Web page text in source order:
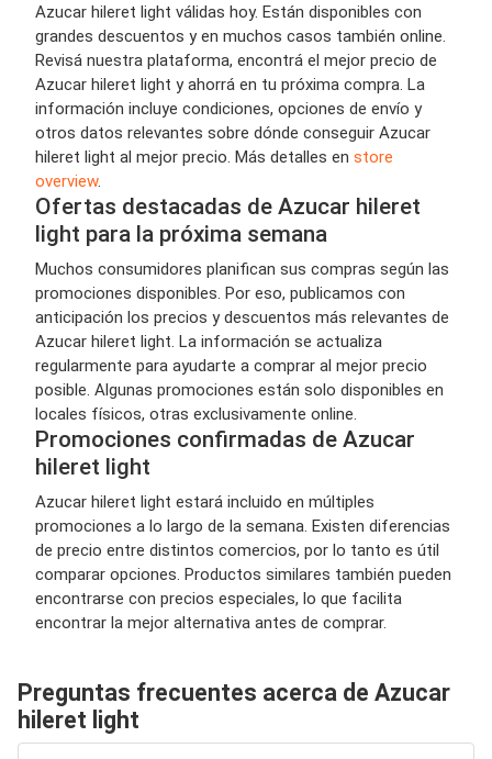
Azucar hileret light válidas hoy. Están disponibles con
grandes descuentos y en muchos casos también online.
Revisá nuestra plataforma, encontrá el mejor precio de
Azucar hileret light y ahorrá en tu próxima compra. La
información incluye condiciones, opciones de envío y
otros datos relevantes sobre dónde conseguir Azucar
hileret light al mejor precio. Más detalles en store
overview.
Ofertas destacadas de Azucar hileret
light para la próxima semana
Muchos consumidores planifican sus compras según las
promociones disponibles. Por eso, publicamos con
anticipación los precios y descuentos más relevantes de
Azucar hileret light. La información se actualiza
regularmente para ayudarte a comprar al mejor precio
posible. Algunas promociones están solo disponibles en
locales físicos, otras exclusivamente online.
Promociones confirmadas de Azucar
hileret light
Azucar hileret light estará incluido en múltiples
promociones a lo largo de la semana. Existen diferencias
de precio entre distintos comercios, por lo tanto es útil
comparar opciones. Productos similares también pueden
encontrarse con precios especiales, lo que facilita
encontrar la mejor alternativa antes de comprar.
Preguntas frecuentes acerca de Azucar
hileret light